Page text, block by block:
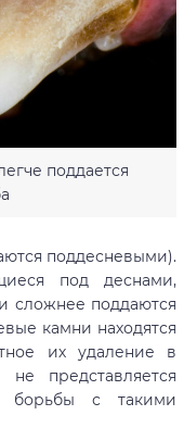
поддается
поддесневыми).
под деснами,
сложнее поддаются
камни находятся
их удаление в
представляется
борьбы с такими